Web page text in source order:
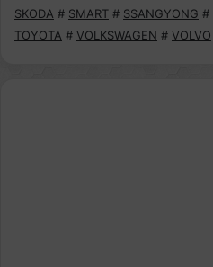
SKODA # SMART # SSANGYONG #
TOYOTA # VOLKSWAGEN # VOLVO